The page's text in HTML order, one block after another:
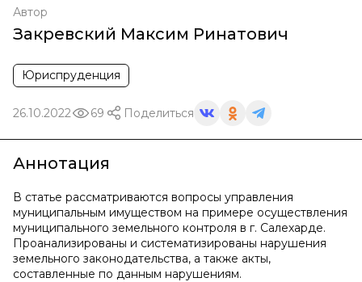
Автор
Закревский Максим Ринатович
Юриспруденция
26.10.2022 69 Поделиться
Аннотация
В статье рассматриваются вопросы управления
муниципальным имуществом на примере осуществления
муниципального земельного контроля в г. Салехарде.
Проанализированы и систематизированы нарушения
земельного законодательства, а также акты,
составленные по данным нарушениям.